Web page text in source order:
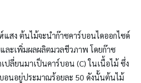
แสง ต้นไม้จะนำก๊าซคาร์บอนไดออกไซด์
ละเพิ่มผลผลิตมวลชีวภาพ โดยก๊าซ
ปลี่ยนมาเป็นคาร์บอน (C) ในเนื้อไม้ ซึ่ง
อนอยู่ประมาณร้อยละ 50 ดังนั้นต้นไม้